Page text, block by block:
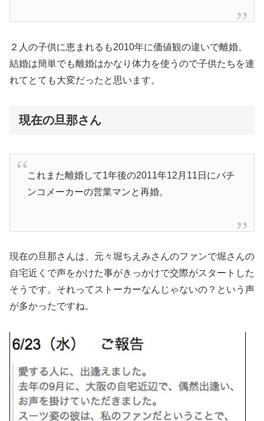
２人の子供に恵まれるも2010年に価値観の違いで離婚。
結婚は簡単でも離婚はかなり体力を使うので子供たちを連
れてとても大変だったと思います。
現在の旦那さん
これまた離婚して1年後の2011年12月11日にパチ
ンコメーカーの営業マンと再婚。
現在の旦那さんは、元々堀ちえみさんのファンで堀さんの
自宅近くで声をかけた事がきっかけで交際がスタートした
そうです。それってストーカーなんじゃないの？という声
が多かったですね。